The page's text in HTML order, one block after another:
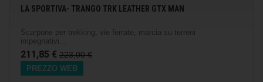
LA SPORTIVA- TRANGO TRK LEATHER GTX MAN
Scarpone per trekking, vie ferrate, marcia su terreni
impegnativi...
211,85 € 223,00 €
PREZZO WEB